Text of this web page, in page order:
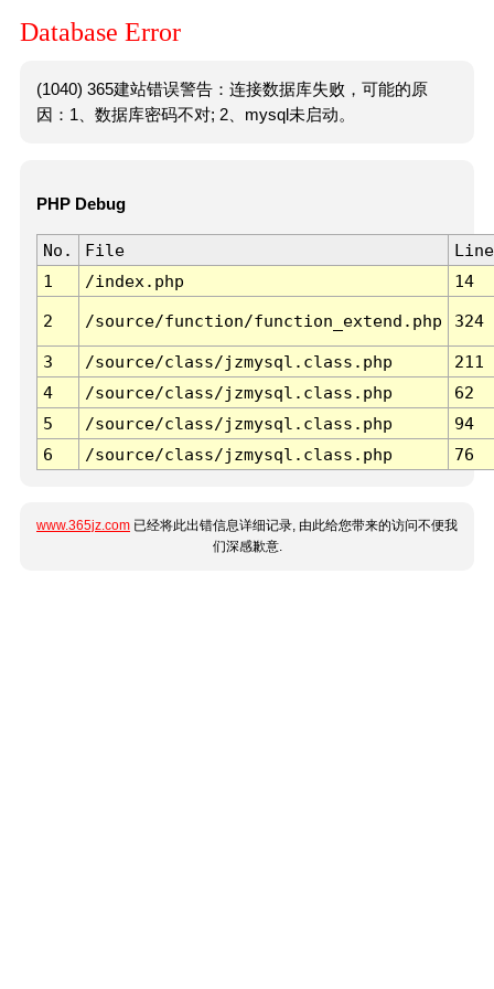
Database Error
(1040) 365建站错误警告：连接数据库失败，可能的原
因：1、数据库密码不对; 2、mysql未启动。
PHP Debug
No. File
Line
1
/index.php 14
2 /source/function/function_extend.php 324
3 /source/class/jzmysql.class.php
211
4
/source/class/jzmysql.class.php
62
5
/source/class/jzmysql.class.php
94
6
/source/class/jzmysql.class.php 76
www.365jz.com 已经将此出错信息详细记录, 由此给您带来的访问不便我
们深感歉意.